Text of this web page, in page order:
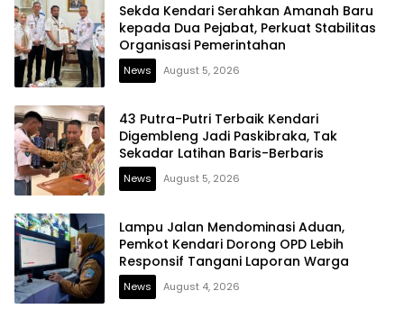
Sekda Kendari Serahkan Amanah Baru
kepada Dua Pejabat, Perkuat Stabilitas
Organisasi Pemerintahan
News August 5, 2026
43 Putra-Putri Terbaik Kendari
Digembleng Jadi Paskibraka, Tak
Sekadar Latihan Baris-Berbaris
News August 5, 2026
Lampu Jalan Mendominasi Aduan,
Pemkot Kendari Dorong OPD Lebih
Responsif Tangani Laporan Warga
News August 4, 2026